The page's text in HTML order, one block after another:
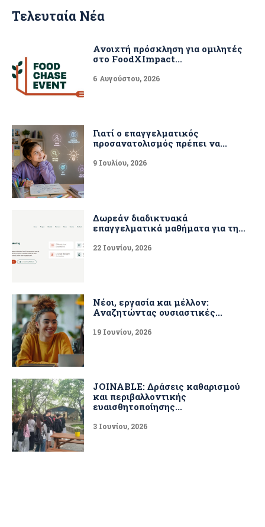
Τελευταία Νέα
Ανοιχτή πρόσκληση για ομιλητές
στο FoodXImpact...
6 Αυγούστου, 2026
Γιατί ο επαγγελματικός
προσανατολισμός πρέπει να...
9 Ιουλίου, 2026
Δωρεάν διαδικτυακά
επαγγελματικά μαθήματα για τη...
22 Ιουνίου, 2026
Νέοι, εργασία και μέλλον:
Αναζητώντας ουσιαστικές...
19 Ιουνίου, 2026
JOINABLE: Δράσεις καθαρισμού
και περιβαλλοντικής
ευαισθητοποίησης...
3 Ιουνίου, 2026